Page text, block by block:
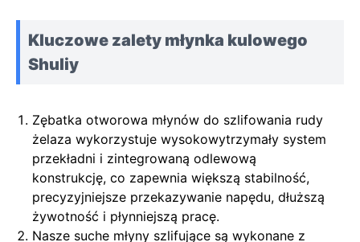
Kluczowe zalety młynka kulowego
Shuliy
Zębatka otworowa młynów do szlifowania rudy
żelaza wykorzystuje wysokowytrzymały system
przekładni i zintegrowaną odlewową
konstrukcję, co zapewnia większą stabilność,
precyzyjniejsze przekazywanie napędu, dłuższą
żywotność i płynniejszą pracę.
Nasze suche młyny szlifujące są wykonane z